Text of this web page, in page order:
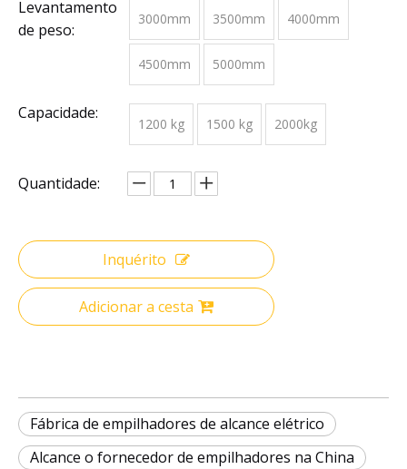
Levantamento
de peso:
3000mm 3500mm 4000mm
4500mm 5000mm
Capacidade:
1200 kg 1500 kg 2000kg
Quantidade:
Inquérito
Adicionar a cesta
Fábrica de empilhadores de alcance elétrico
Alcance o fornecedor de empilhadores na China